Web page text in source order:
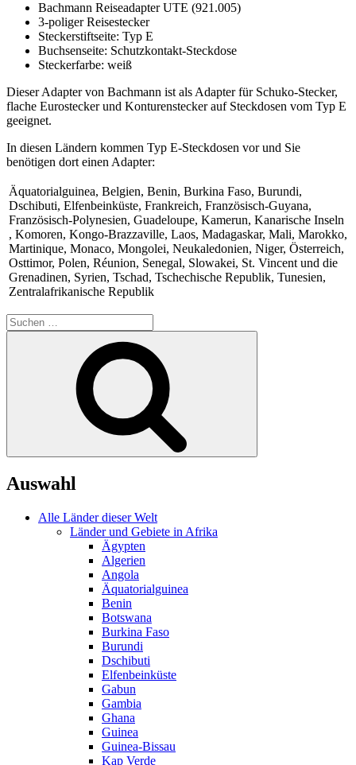
Bachmann Reiseadapter UTE (921.005)
3-poliger Reisestecker
Steckerstiftseite: Typ E
Buchsenseite: Schutzkontakt-Steckdose
Steckerfarbe: weiß
Dieser Adapter von Bachmann ist als Adapter für Schuko-Stecker,
flache Eurostecker und Konturenstecker auf Steckdosen vom Typ E
geeignet.
In diesen Ländern kommen Typ E-Steckdosen vor und Sie
benötigen dort einen Adapter:
Äquatorialguinea, Belgien, Benin, Burkina Faso, Burundi,
Dschibuti, Elfenbeinküste, Frankreich, Französisch-Guyana,
Französisch-Polynesien, Guadeloupe, Kamerun, Kanarische Inseln
, Komoren, Kongo-Brazzaville, Laos, Madagaskar, Mali, Marokko,
Martinique, Monaco, Mongolei, Neukaledonien, Niger, Österreich,
Osttimor, Polen, Réunion, Senegal, Slowakei, St. Vincent und die
Grenadinen, Syrien, Tschad, Tschechische Republik, Tunesien,
Zentralafrikanische Republik
Suche
nach:
Auswahl
Alle Länder dieser Welt
Länder und Gebiete in Afrika
Ägypten
Algerien
Angola
Äquatorialguinea
Benin
Botswana
Burkina Faso
Burundi
Dschibuti
Elfenbeinküste
Gabun
Gambia
Ghana
Guinea
Guinea-Bissau
Kap Verde